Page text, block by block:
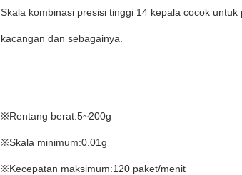
Skala kombinasi presisi tinggi 14 kepala cocok
kacangan dan sebagainya.
※Rentang berat:5~200g
※Skala minimum:0.01g
※Kecepatan maksimum:120 paket/menit